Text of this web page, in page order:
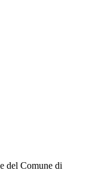
del Comune di